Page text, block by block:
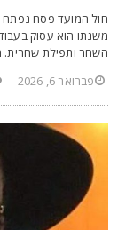
המועד פסח נפתח
הוא עסוק בעבודת
ותפילת שחרית.
פברואר 6, 2026
0